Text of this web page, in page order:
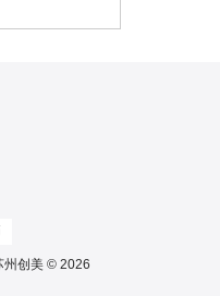
州创美 © 2026